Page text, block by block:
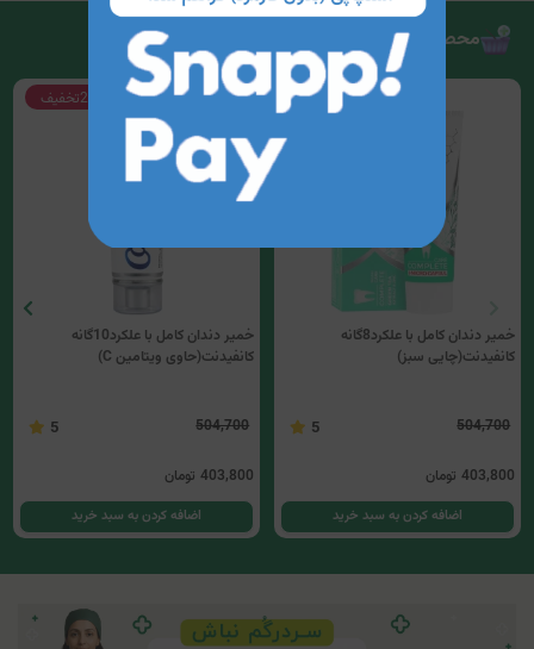
محصولات مرتبط
20% تخفیف
خمیر دندان کامل با علکرد8گانه
کانفیدنت(چایی سبز)
504,700
5
403,800 تومان
اضافه کردن به سبد خرید
20%تخفیف
خمیر دندان کامل با علکرد10گانه
کانفیدنت(حاوی ویتامین C)
504,700
5
403,800 تومان
اضافه کردن به سبد خرید